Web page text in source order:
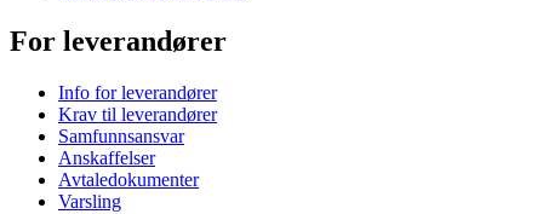
For leverandører
Info for leverandører
Krav til leverandører
Samfunnsansvar
Anskaffelser
Avtaledokumenter
Varsling